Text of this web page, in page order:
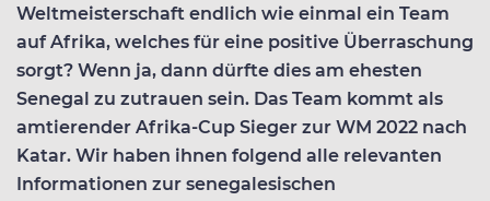
Weltmeisterschaft endlich wie einmal ein Team
auf Afrika, welches für eine positive Überraschung
sorgt? Wenn ja, dann dürfte dies am ehesten
Senegal zu zutrauen sein. Das Team kommt als
amtierender Afrika-Cup Sieger zur WM 2022 nach
Katar. Wir haben ihnen folgend alle relevanten
Informationen zur senegalesischen